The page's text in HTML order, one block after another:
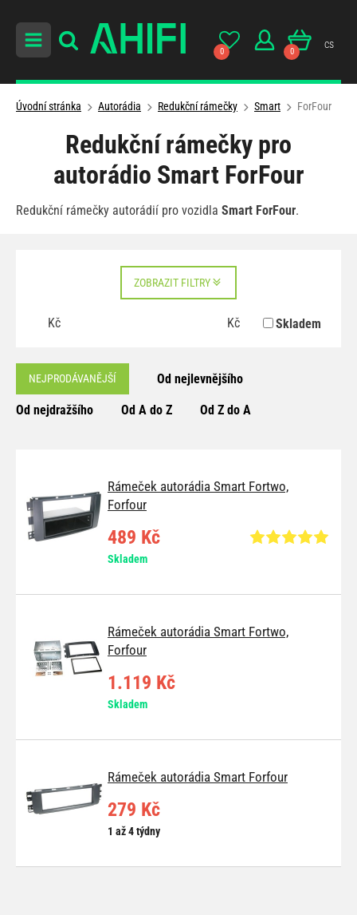
0 0
cs
Úvodní stránka Autorádia Redukční rámečky Smart ForFour
Redukční rámečky pro
autorádio Smart ForFour
Redukční rámečky autorádií pro vozidla Smart ForFour.
ZOBRAZIT FILTRY
Kč Kč Skladem
NEJPRODÁVANĚJŠÍ Od nejlevnějšího
Od nejdražšího Od A do Z Od Z do A
Rámeček autorádia Smart Fortwo,
Forfour
489 Kč
Skladem
Rámeček autorádia Smart Fortwo,
Forfour
1.119 Kč
Skladem
Rámeček autorádia Smart Forfour
279 Kč
1 až 4 týdny